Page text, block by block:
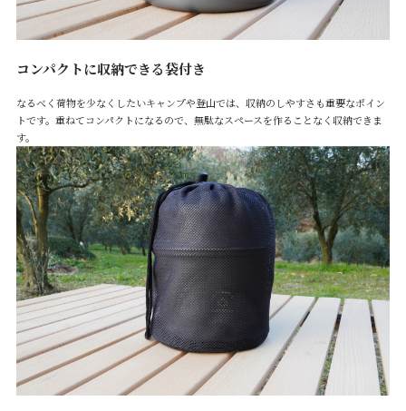
コンパクトに収納できる袋付き
なるべく荷物を少なくしたいキャンプや登山では、収納のしやすさも重要なポイン
トです。重ねてコンパクトになるので、無駄なスペースを作ることなく収納できま
す。